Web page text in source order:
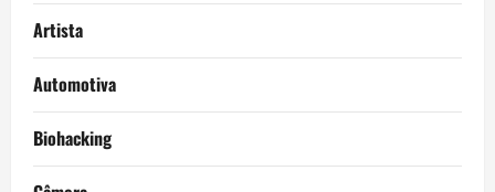
Artista
Automotiva
Biohacking